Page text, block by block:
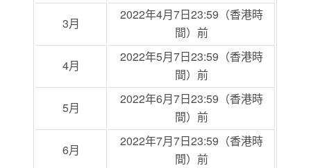
3月
2022年4月7日23:59（香港時
間）前
4月
2022年5月7日23:59（香港時
間）前
5月
2022年6月7日23:59（香港時
間）前
6月
2022年7月7日23:59（香港時
間）前